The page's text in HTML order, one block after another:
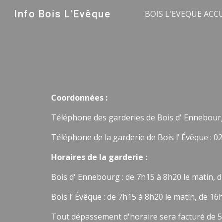
Info Bois L'Evêque BOIS L'EVEQUE
Coordonnées :
Téléphone des garderies de Bois d'
Téléphone de la garderie de Bois l’ Évêque :
Horaires de la garderie :
Bois d' Ennebourg : de 7h15 à 8h20 le matin,
Bois l’ Évêque : de 7h15 à 8h20 le matin, de
Tout dépassement d'horaire sera facturé de